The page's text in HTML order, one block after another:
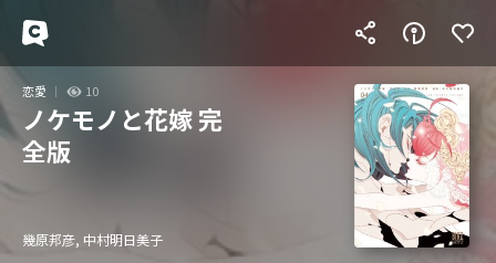
恋愛 10
ノケモノと花嫁 完
全版
幾原邦彦, 中村明日美子